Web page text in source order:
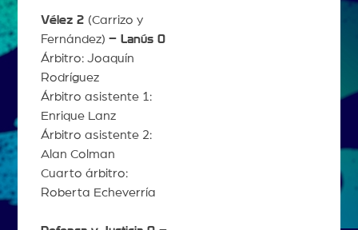
Vélez 2 (Carrizo y
Fernández) – Lanús 0
Árbitro: Joaquín
Rodríguez
Árbitro asistente 1:
Enrique Lanz
Árbitro asistente 2:
Alan Colman
Cuarto árbitro:
Roberta Echeverría